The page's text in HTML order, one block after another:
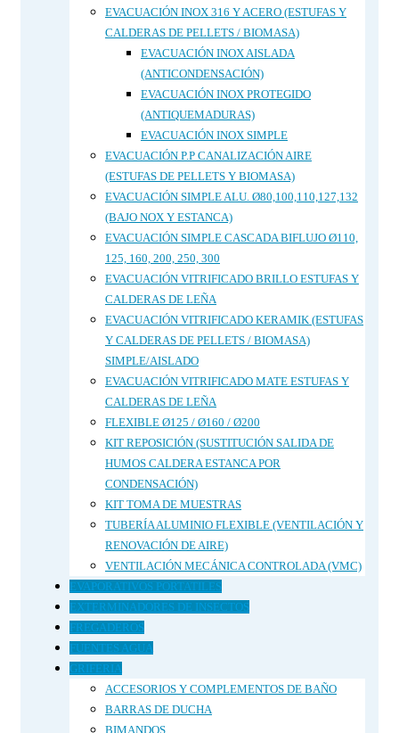
EVACUACIÓN INOX 316 Y ACERO (ESTUFAS Y
CALDERAS DE PELLETS / BIOMASA)
EVACUACIÓN INOX AISLADA
(ANTICONDENSACIÓN)
EVACUACIÓN INOX PROTEGIDO
(ANTIQUEMADURAS)
EVACUACIÓN INOX SIMPLE
EVACUACIÓN P.P CANALIZACIÓN AIRE
(ESTUFAS DE PELLETS Y BIOMASA)
EVACUACIÓN SIMPLE ALU. Ø80,100,110,127,132
(BAJO NOX Y ESTANCA)
EVACUACIÓN SIMPLE CASCADA BIFLUJO Ø110,
125, 160, 200, 250, 300
EVACUACIÓN VITRIFICADO BRILLO ESTUFAS Y
CALDERAS DE LEÑA
EVACUACIÓN VITRIFICADO KERAMIK (ESTUFAS
Y CALDERAS DE PELLETS / BIOMASA)
SIMPLE/AISLADO
EVACUACIÓN VITRIFICADO MATE ESTUFAS Y
CALDERAS DE LEÑA
FLEXIBLE Ø125 / Ø160 / Ø200
KIT REPOSICIÓN (SUSTITUCIÓN SALIDA DE
HUMOS CALDERA ESTANCA POR
CONDENSACIÓN)
KIT TOMA DE MUESTRAS
TUBERÍA ALUMINIO FLEXIBLE (VENTILACIÓN Y
RENOVACIÓN DE AIRE)
VENTILACIÓN MECÁNICA CONTROLADA (VMC)
EVAPORATIVOS PORTATILES
EXTERMINADORES DE INSECTOS
FREGADEROS
FUENTES AGUA
GRIFERIA
ACCESORIOS Y COMPLEMENTOS DE BAÑO
BARRAS DE DUCHA
BIMANDOS